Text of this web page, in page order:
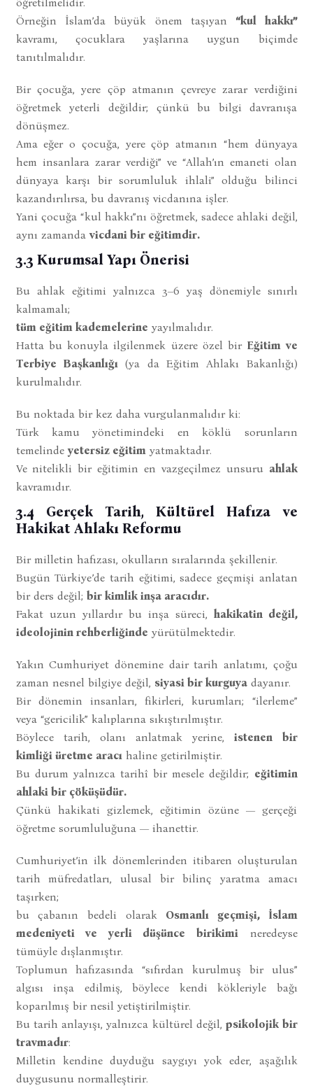
Örneğin İslam’da büyük önem taşıyan “kul hakkı”
kavramı, çocuklara yaşlarına uygun biçimde
tanıtılmalıdır.
Bir çocuğa, yere çöp atmanın çevreye zarar verdiğini
öğretmek yeterli değildir; çünkü bu bilgi davranışa
dönüşmez.
Ama eğer o çocuğa, yere çöp atmanın “hem dünyaya
hem insanlara zarar verdiği” ve “Allah’ın emaneti olan
dünyaya karşı bir sorumluluk ihlali” olduğu bilinci
kazandırılırsa, bu davranış vicdanına işler.
Yani çocuğa “kul hakkı”nı öğretmek, sadece ahlaki değil,
aynı zamanda vicdani bir eğitimdir.
3.3 Kurumsal Yapı Önerisi
Bu ahlak eğitimi yalnızca 3–6 yaş dönemiyle sınırlı
kalmamalı;
tüm eğitim kademelerine yayılmalıdır.
Hatta bu konuyla ilgilenmek üzere özel bir Eğitim ve
Terbiye Başkanlığı (ya da Eğitim Ahlakı Bakanlığı)
kurulmalıdır.
Bu noktada bir kez daha vurgulanmalıdır ki:
Türk kamu yönetimindeki en köklü sorunların
temelinde yetersiz eğitim yatmaktadır.
Ve nitelikli bir eğitimin en vazgeçilmez unsuru ahlak
kavramıdır.
3.4 Gerçek Tarih, Kültürel Hafıza ve
Hakikat Ahlakı Reformu
Bir milletin hafızası, okulların sıralarında şekillenir.
Bugün Türkiye’de tarih eğitimi, sadece geçmişi anlatan
bir ders değil; bir kimlik inşa aracıdır.
Fakat uzun yıllardır bu inşa süreci, hakikatin değil,
ideolojinin rehberliğinde yürütülmektedir.
Yakın Cumhuriyet dönemine dair tarih anlatımı, çoğu
zaman nesnel bilgiye değil, siyasi bir kurguyadayanır.
Bir dönemin insanları, fikirleri, kurumları; “ilerleme”
veya “gericilik” kalıplarına sıkıştırılmıştır.
Böylece tarih, olanı anlatmak yerine,istenen bir
kimliği üretme aracı haline getirilmiştir.
Bu durum yalnızca tarihî bir mesele değildir; eğitimin
ahlaki bir çöküşüdür.
Çünkü hakikati gizlemek, eğitimin özüne — gerçeği
öğretme sorumluluğuna — ihanettir.
Cumhuriyet’in ilk dönemlerinden itibaren oluşturulan
tarih müfredatları, ulusal bir bilinç yaratma amacı
taşırken;
bu çabanın bedeli olarak Osmanlı geçmişi, İslam
medeniyeti ve yerli düşünce birikimi neredeyse
tümüyle dışlanmıştır.
Toplumun hafızasında “sıfırdan kurulmuş bir ulus”
algısı inşa edilmiş, böylece kendi kökleriyle bağı
koparılmış bir nesil yetiştirilmiştir.
Bu tarih anlayışı, yalnızca kültürel değil,psikolojik bir
travmadır:
Milletin kendine duyduğu saygıyı yok eder, aşağılık
duygusunu normalleştirir.